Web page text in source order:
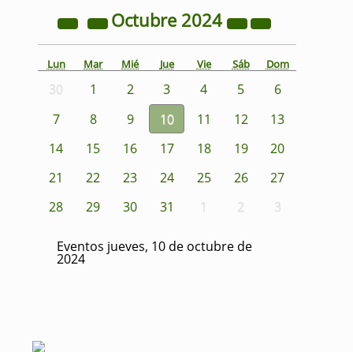
Octubre 2024
Lun Mar Mié Jue Vie Sáb Dom
30 1 2 3 4 5
6
7
8 9 10 11 12
13
14
15 16 17 18 19
20
21
22 23 24 25 26
27
28
29 30 31 1 2 3
Eventos jueves, 10 de octubre de
2024